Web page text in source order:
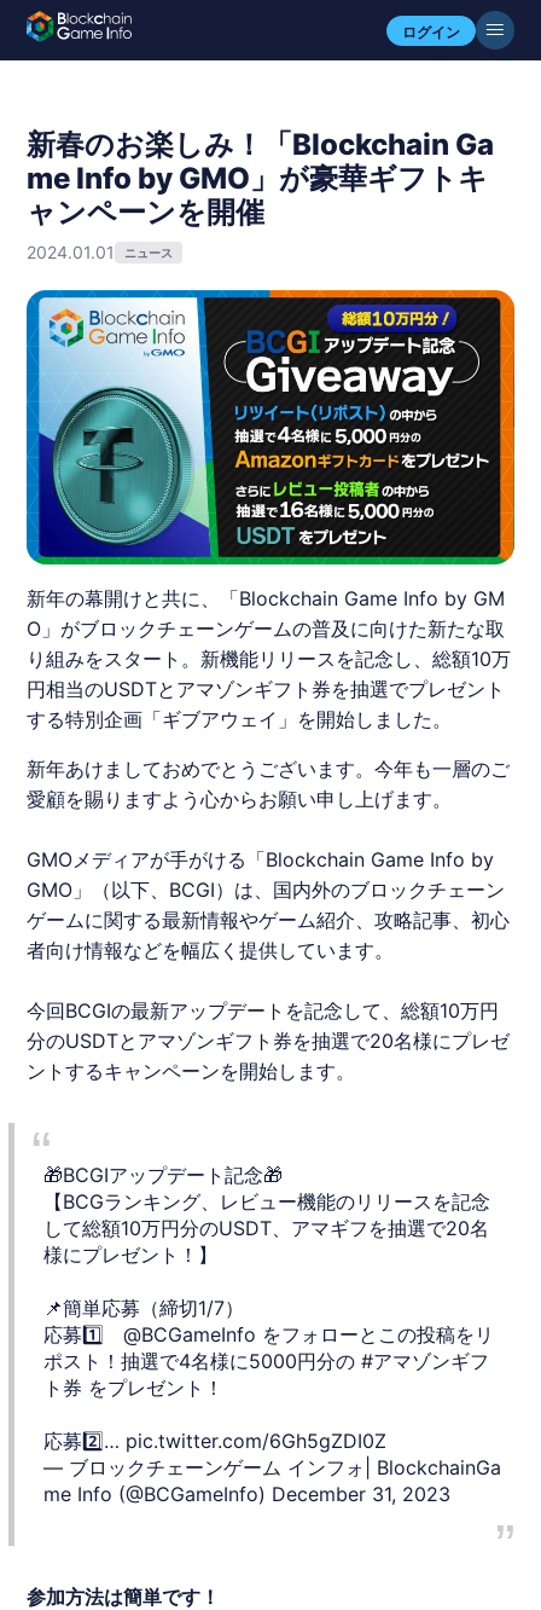
ログイン
新春のお楽しみ！「Blockchain Ga
me Info by GMO」が豪華ギフトキ
ャンペーンを開催
2024.01.01 ニュース
新年の幕開けと共に、「Blockchain Game Info by GM
O」がブロックチェーンゲームの普及に向けた新たな取
り組みをスタート。新機能リリースを記念し、総額10万
円相当のUSDTとアマゾンギフト券を抽選でプレゼント
する特別企画「ギブアウェイ」を開始しました。
新年あけましておめでとうございます。今年も一層のご
愛顧を賜りますよう心からお願い申し上げます。
GMOメディアが手がける「Blockchain Game Info by
GMO」（以下、 BCGI）は、国内外のブロックチェーン
ゲームに関する最新情報やゲーム紹介、攻略記事、初心
者向け情報などを幅広く提供しています。
今回BCGIの最新アップデートを記念して、総額10万円
分のUSDTとアマゾンギフト券を抽選で20名様にプレゼ
ントするキャンペーンを開始します。
🎁BCGIアップデート記念🎁
【BCGランキング、レビュー機能のリリースを記念
して総額10万円分のUSDT、アマギフを抽選で20名
様にプレゼント！】
📌簡単応募（締切1/7）
応募1️⃣@BCGameInfo をフォローとこの投稿をリ
ポスト！抽選で4名様に5000円分の#アマゾンギフ
ト券 をプレゼント！
応募2️⃣… pic.twitter.com/6Gh5gZDI0Z
— ブロックチェーンゲーム インフォ| BlockchainGa
me Info (@BCGameInfo) December 31, 2023
参加方法は簡単です！